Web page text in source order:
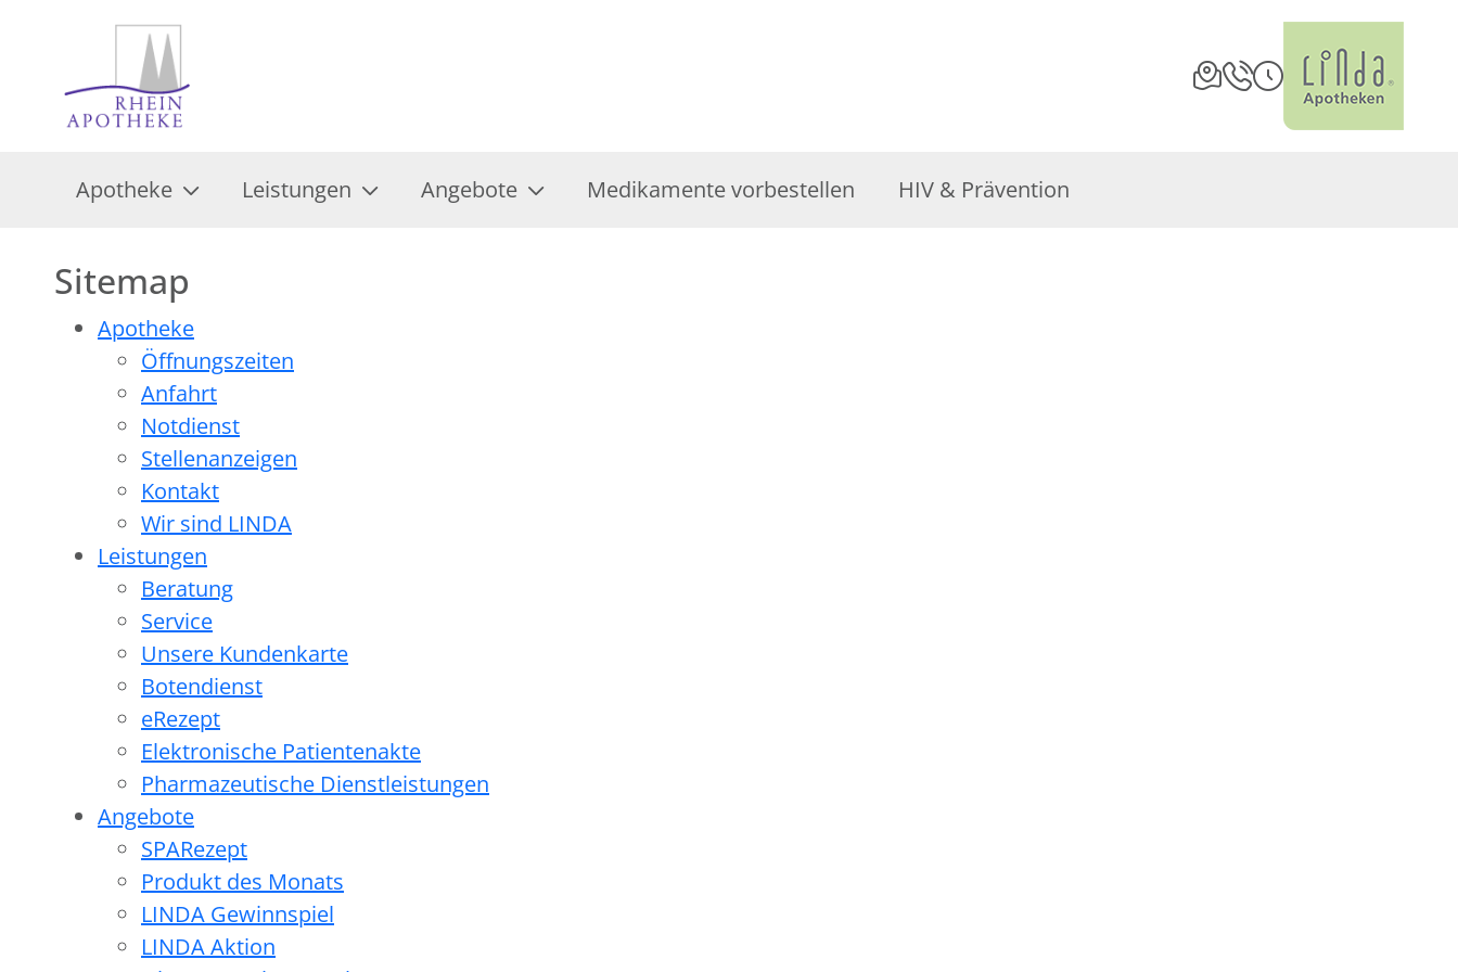
Apotheke Leistungen Angebote Medikamente vorbestellen HIV & Prävention
Sitemap
Apotheke
Öffnungszeiten
Anfahrt
Notdienst
Stellenanzeigen
Kontakt
Wir sind LINDA
Leistungen
Beratung
Service
Unsere Kundenkarte
Botendienst
eRezept
Elektronische Patientenakte
Pharmazeutische Dienstleistungen
Angebote
SPARezept
Produkt des Monats
LINDA Gewinnspiel
LINDA Aktion